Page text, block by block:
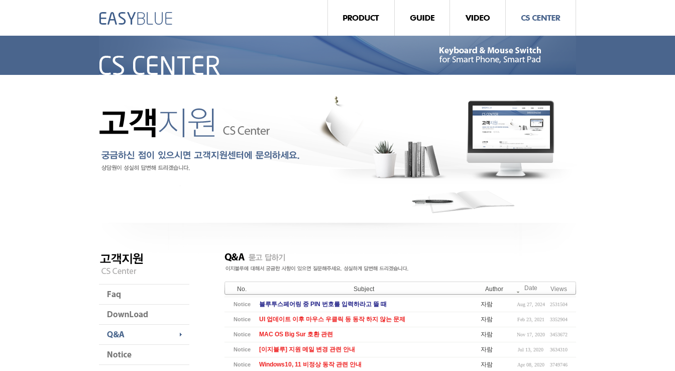
No. Subject Author Date Views
Notice 블루투스페어링 중 PIN 번호를 입력하라고 뜰 때 자람 Aug 27, 2024 2531504
Notice UI 업데이트 이후 마우스 우클릭 등 동작 하지 않는 문제 자람 Feb 23, 2021 3352904
Notice MAC OS Big Sur 호환 관련 자람 Nov 17, 2020 3453672
Notice [이지블루] 지원 메일 변경 관련 안내 자람 Jul 13, 2020 3634310
Notice Windows10, 11 비정상 동작 관련 안내 자람 Apr 08, 2020 3749746